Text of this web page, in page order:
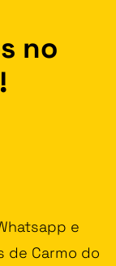
no
e
de Carmo do